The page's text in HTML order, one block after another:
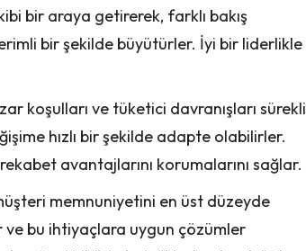
bir araya getirerek, farklı bakış
bir şekilde büyütürler. İyi bir liderlikle
koşulları ve tüketici davranışları sürekli
hızlı bir şekilde adapte olabilirler.
avantajlarını korumalarını sağlar.
memnuniyetini en üst düzeyde
bu ihtiyaçlara uygun çözümler